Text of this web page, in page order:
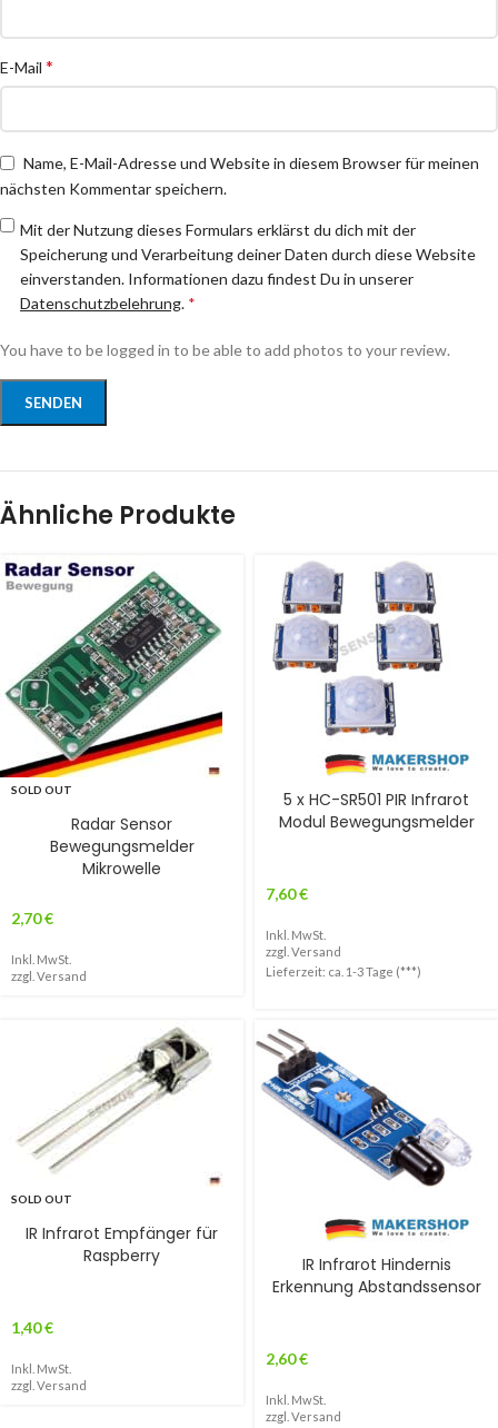
E-Mail *
Name, E-Mail-Adresse und Website in diesem Browser für meinen
nächsten Kommentar speichern.
Mit der Nutzung dieses Formulars erklärst du dich mit der
Speicherung und Verarbeitung deiner Daten durch diese Website
einverstanden. Informationen dazu findest Du in unserer
Datenschutzbelehrung. *
You have to be logged in to be able to add photos to your review.
Ähnliche Produkte
SOLD OUT
Radar Sensor
Bewegungsmelder
Mikrowelle
2,70€
Inkl. MwSt.
zzgl. Versand
5 x HC-SR501 PIR Infrarot
Modul Bewegungsmelder
7,60€
Inkl. MwSt.
zzgl. Versand
Lieferzeit: ca. 1-3 Tage (***)
SOLD OUT
IR Infrarot Empfänger für
Raspberry
1,40€
Inkl. MwSt.
zzgl. Versand
IR Infrarot Hindernis
Erkennung Abstandssensor
2,60€
Inkl. MwSt.
zzgl. Versand